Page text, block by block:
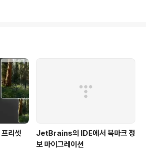
클래스들이 서로 물고
른 클래스에 넘기고, 넘겨
가 다양한 함수들로 넘겨
용되면서 어딘가에서 A가
get을 하는 상황은 코드를
프리셋
JetBrains의 IDE에서 북마크 정
보 마이그레이션